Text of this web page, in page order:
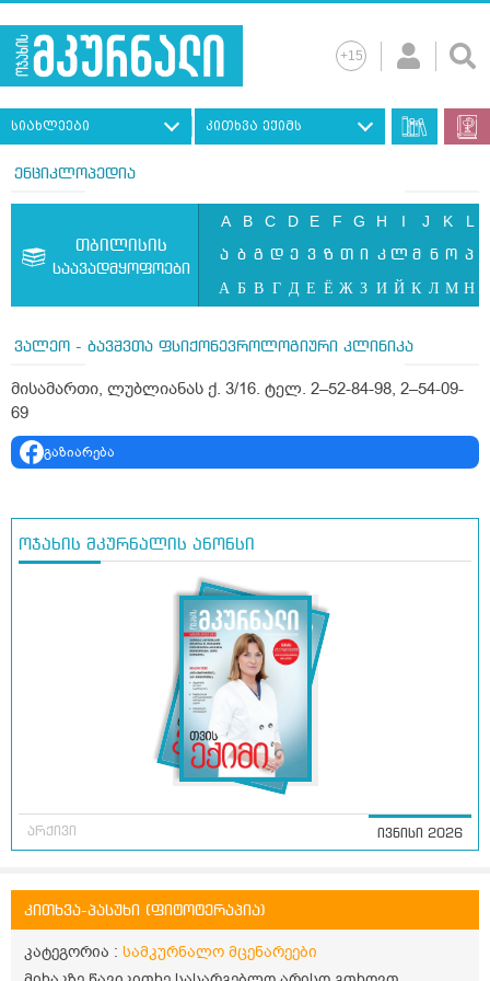
სიახლეები კითხვა ექიმს
ენციკლოპედია
თბილისის
საავადმყოფოები
A B C D E F G H I J K L
ა ბ გ დ ე ვ ზ თ ი კ ლ მ ნ ო პ
А Б В Г Д Е Ё Ж З И Й К Л М Н
ვალეო - ბავშვთა ფსიქონევროლოგიური კლინიკა
მისამართი, ლუბლიანას ქ. 3/16. ტელ. 2–52-84-98, 2–54-09-
69
გაზიარება
ოჯახის მკურნალის ანონსი
არქივი ივნისი 2026
კითხვა-პასუხი (ფიტოტერაპია)
კატეგორია : სამკურნალო მცენარეები